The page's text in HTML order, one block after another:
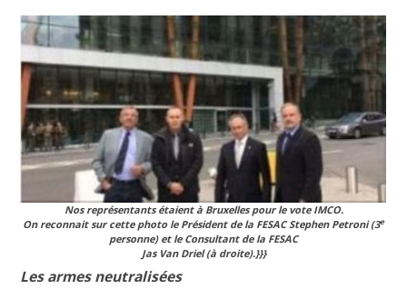
Nos représentants étaient à Bruxelles pour le vote IMCO.
On reconnait sur cette photo le Président de la FESAC Stephen Petroni (3e
personne) et le Consultant de la FESAC
Jas Van Driel (à droite).}}}
Les armes neutralisées